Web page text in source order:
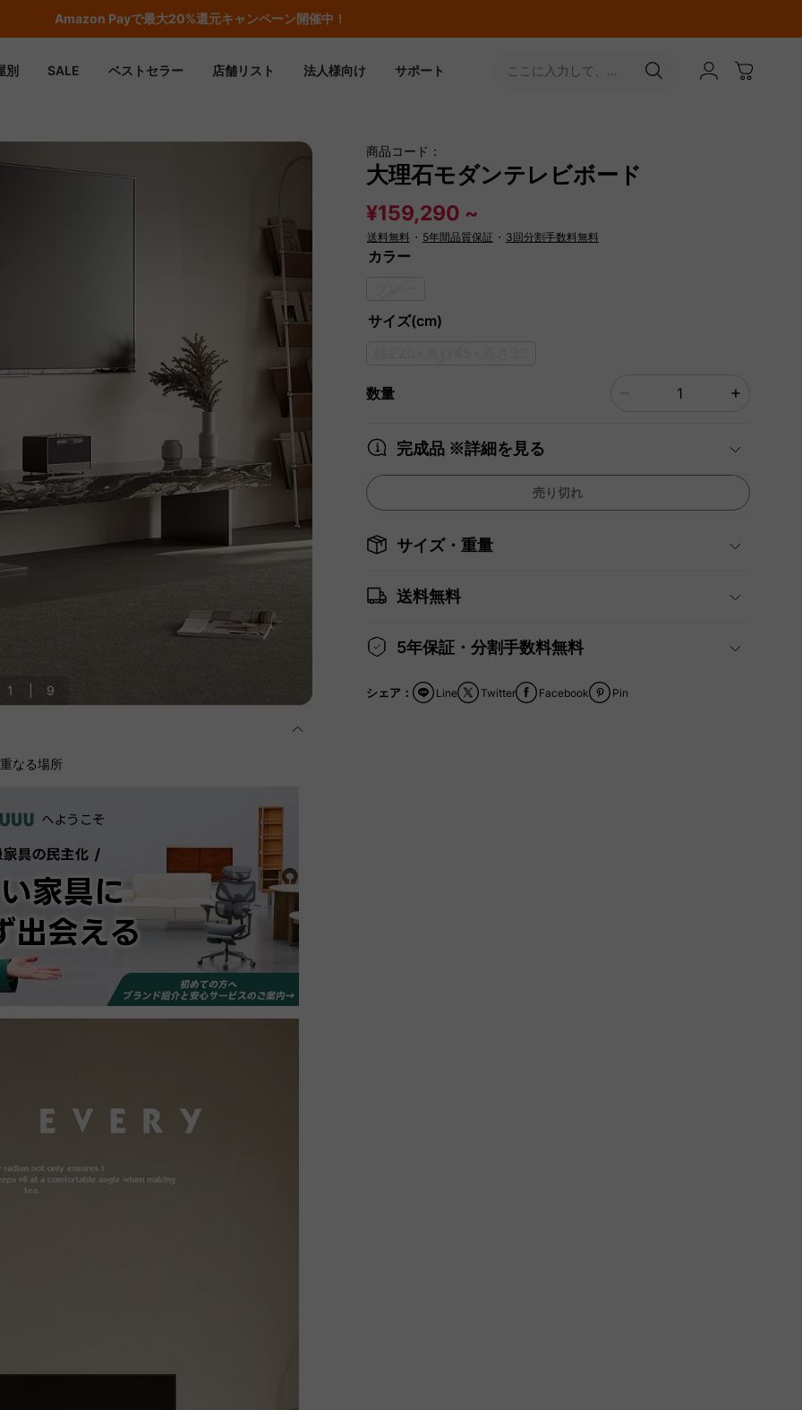
Amazon Payで最大20%還元キャンペーン開催中！
別 SALE ベストセラー 店舗リスト 法人様向け サポート
ここに入力して、
1 9
なる場所
商品コード：
大理石モダンテレビボード
¥159,290 ~
送料無料 ・ 5年間品質保証 ・ 3回分割手数料無料
カラー
サイズ(cm)
数量
完成品 ※詳細を見る
売り切れ
サイズ・重量
送料無料
5年保証・分割手数料無料
シェア： Facebook
Twitter Pin
Line